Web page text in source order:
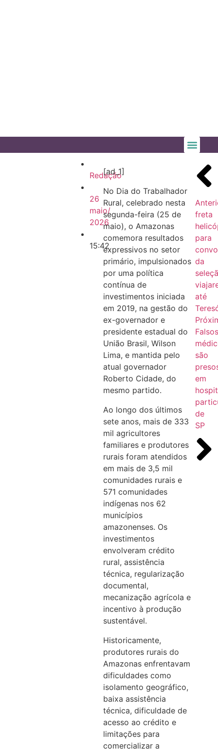
Redação
26
maio/
2026
15:42
[ad_1]
No Dia do Trabalhador
Rural, celebrado nesta
segunda-feira (25 de
maio), o Amazonas
comemora resultados
expressivos no setor
primário, impulsionados
por uma política
contínua de
investimentos iniciada
em 2019, na gestão do
ex-governador e
presidente estadual do
União Brasil, Wilson
Lima, e mantida pelo
atual governador
Roberto Cidade, do
mesmo partido.
Ao longo dos últimos
sete anos, mais de 333
mil agricultores
familiares e produtores
rurais foram atendidos
em mais de 3,5 mil
comunidades rurais e
571 comunidades
indígenas nos 62
municípios
amazonenses. Os
investimentos
envolveram crédito
rural, assistência
técnica, regularização
documental,
mecanização agrícola e
incentivo à produção
sustentável.
Historicamente,
produtores rurais do
Amazonas enfrentavam
dificuldades como
isolamento geográfico,
baixa assistência
técnica, dificuldade de
acesso ao crédito e
limitações para
comercializar a
freta
para
da
até
Falsos
são
em
de
SP